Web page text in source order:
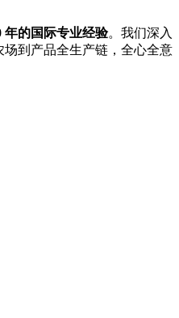
年的国际专业经验。我们深入
到产品全生产链，全心全意